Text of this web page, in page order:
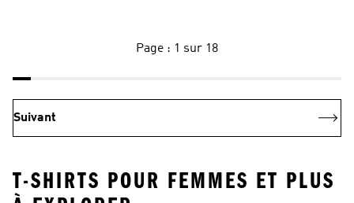
Page : 1 sur 18
Suivant
T-SHIRTS POUR FEMMES ET PLUS